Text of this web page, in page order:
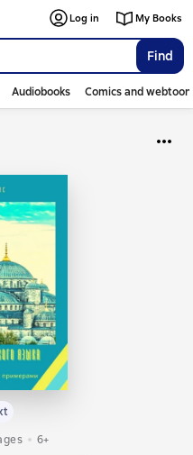
Find
Log in My Books
Audiobooks Comics and
6+